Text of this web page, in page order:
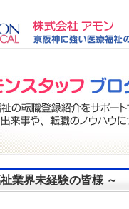
祉業界未経験の皆様